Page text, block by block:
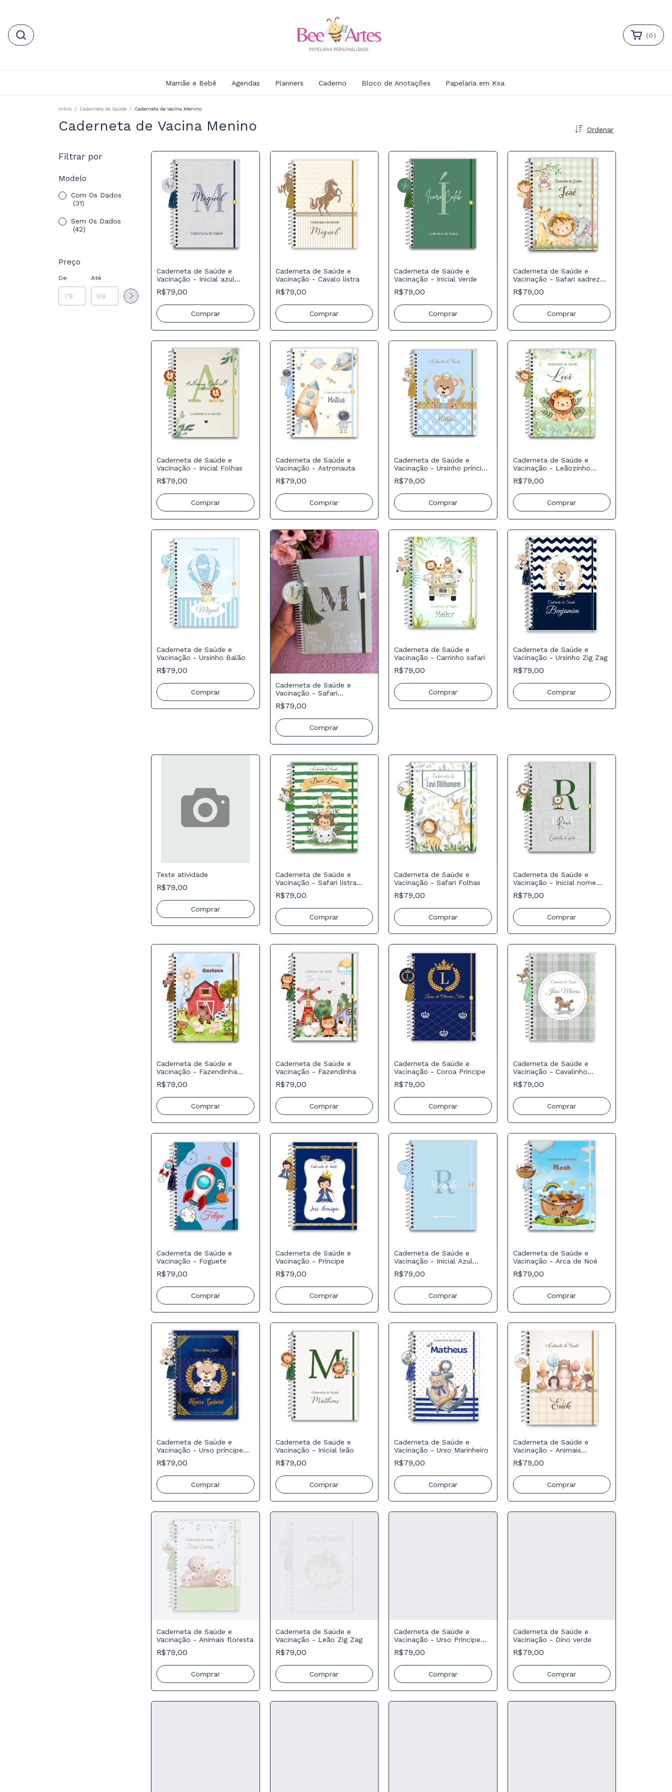
( 0 )
Mamãe e Bebê Agendas Planners Caderno Bloco de Anotações Papelaria em Ksa
Início / Caderneta de Saúde / Caderneta de Vacina Menino
Caderneta de Vacina Menino Ordenar
Filtrar por
Modelo
Com Os Dados
(31)
Sem Os Dados
(42)
Preço
De Até
Caderneta de Saúde e
Vacinação - Inicial azul
marinho
R$79,00
Comprar
Caderneta de Saúde e
Vacinação - Cavalo listra
R$79,00
Comprar
Caderneta de Saúde e
Vacinação - Inicial Verde
R$79,00
Comprar
Caderneta de Saúde e
Vacinação - Safari xadrez
verde
R$79,00
Comprar
Caderneta de Saúde e
Vacinação - Inicial Folhas
R$79,00
Comprar
Caderneta de Saúde e
Vacinação - Astronauta
R$79,00
Comprar
Caderneta de Saúde e
Vacinação - Ursinho príncipe
azul Claro
R$79,00
Comprar
Caderneta de Saúde e
Vacinação - Leãozinho
Listras
R$79,00
Comprar
Caderneta de Saúde e
Vacinação - Ursinho Balão
R$79,00
Comprar
Caderneta de Saúde e
Vacinação - Safari
Minimalista
R$79,00
Comprar
Caderneta de Saúde e
Vacinação - Carrinho safari
R$79,00
Comprar
Caderneta de Saúde e
Vacinação - Ursinho Zig Zag
R$79,00
Comprar
Teste atividade
R$79,00
Comprar
Caderneta de Saúde e
Vacinação - Safari listra
verde
R$79,00
Comprar
Caderneta de Saúde e
Vacinação - Safari Folhas
R$79,00
Comprar
Caderneta de Saúde e
Vacinação - Inicial nome
sobreposto
R$79,00
Comprar
Caderneta de Saúde e
Vacinação - Fazendinha
Celeiro
R$79,00
Comprar
Caderneta de Saúde e
Vacinação - Fazendinha
R$79,00
Comprar
Caderneta de Saúde e
Vacinação - Coroa Principe
R$79,00
Comprar
Caderneta de Saúde e
Vacinação - Cavalinho
Xadrez Verde
R$79,00
Comprar
Caderneta de Saúde e
Vacinação - Foguete
R$79,00
Comprar
Caderneta de Saúde e
Vacinação - Príncipe
R$79,00
Comprar
Caderneta de Saúde e
Vacinação - Inicial Azul
bebê
R$79,00
Comprar
Caderneta de Saúde e
Vacinação - Arca de Noé
R$79,00
Comprar
Caderneta de Saúde e
Vacinação - Urso príncipe
trigo
R$79,00
Comprar
Caderneta de Saúde e
Vacinação - Inicial leão
R$79,00
Comprar
Caderneta de Saúde e
Vacinação - Urso Marinheiro
R$79,00
Comprar
Caderneta de Saúde e
Vacinação - Animais
Floresta Marrom
R$79,00
Comprar
Caderneta de Saúde e
Vacinação - Animais floresta
R$79,00
Comprar
Caderneta de Saúde e
Vacinação - Leão Zig Zag
R$79,00
Comprar
Caderneta de Saúde e
Vacinação - Urso Príncipe
Listra
R$79,00
Comprar
Caderneta de Saúde e
Vacinação - Dino verde
R$79,00
Comprar